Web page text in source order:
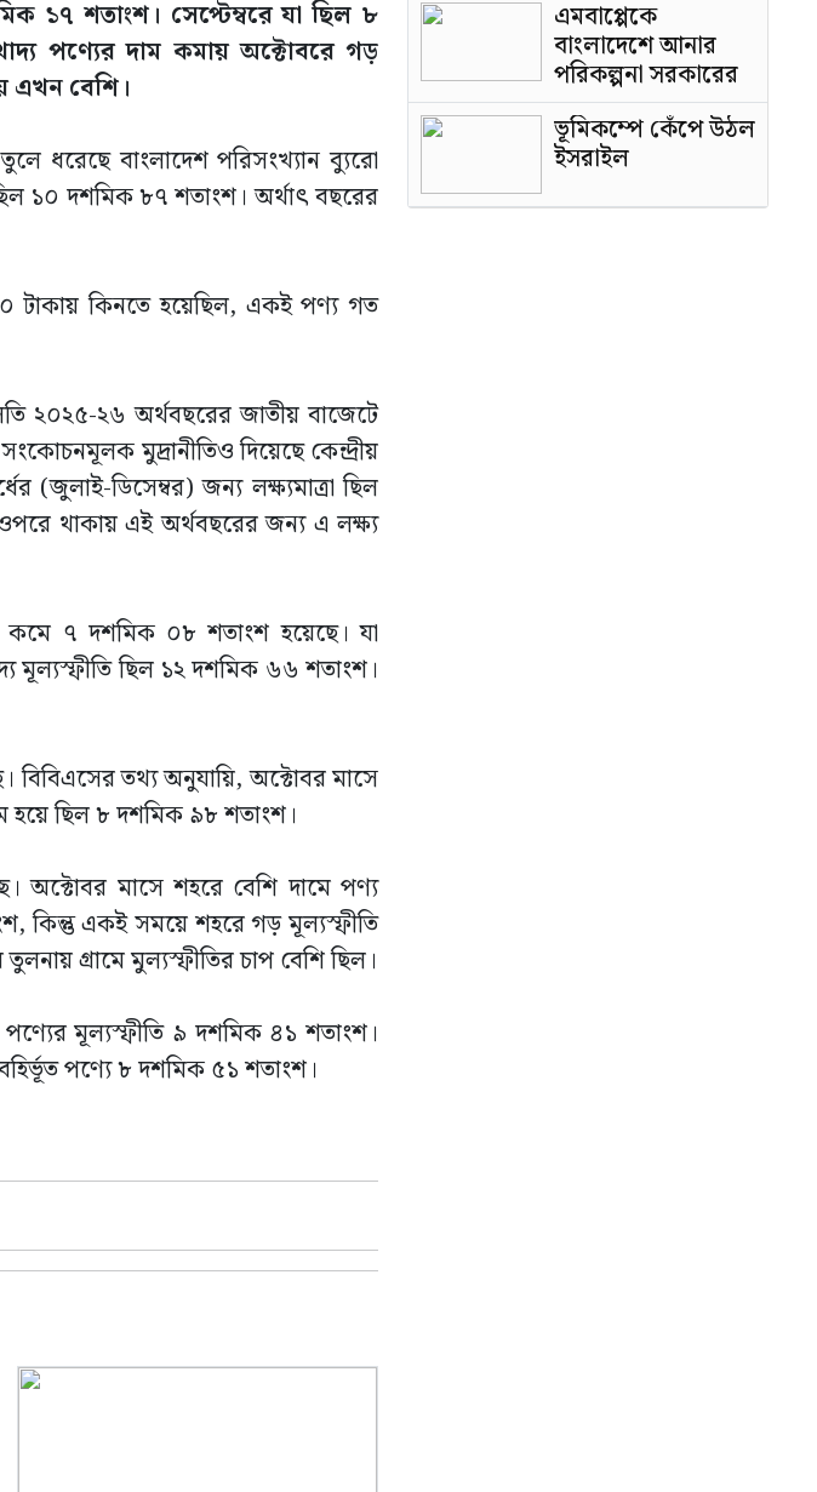
১৭ শতাংশ। সেপ্টেম্বরে যা ছিল ৮
পণ্যের দাম কমায় অক্টোবরে গড়
এখন বেশি।
ধরেছে বাংলাদেশ পরিসংখ্যান ব্যুরো
১০ দশমিক ৮৭ শতাংশ। অর্থাৎ বছরের
টাকায় কিনতে হয়েছিল, একই পণ্য গত
২০২৫-২৬ অর্থবছরের জাতীয় বাজেটে
মুদ্রানীতিও দিয়েছে কেন্দ্রীয়
(জুলাই-ডিসেম্বর) জন্য লক্ষ্যমাত্রা ছিল
থাকায় এই অর্থবছরের জন্য এ লক্ষ্য
কমে ৭ দশমিক ০৮ শতাংশ হয়েছে। যা
মূল্যস্ফীতি ছিল ১২ দশমিক ৬৬ শতাংশ।
বিবিএসের তথ্য অনুযায়ি, অক্টোবর মাসে
হয়ে ছিল ৮ দশমিক ৯৮ শতাংশ।
অক্টোবর মাসে শহরে বেশি দামে পণ্য
কিন্তু একই সময়ে শহরে গড় মূল্যস্ফীতি
গ্রামে মুল্যস্ফীতির চাপ বেশি ছিল।
মূল্যস্ফীতি ৯ দশমিক ৪১ শতাংশ।
পণ্যে ৮ দশমিক ৫১ শতাংশ।
এমবাপ্পেকে
বাংলাদেশে আনার
পরিকল্পনা সরকারের
ভূমিকম্পে কেঁপে উঠল
ইসরাইল